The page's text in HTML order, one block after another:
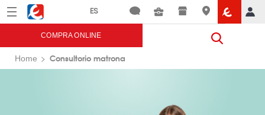
Menú Eroski
COMPRA ONLINE
Home Consultorio matrona